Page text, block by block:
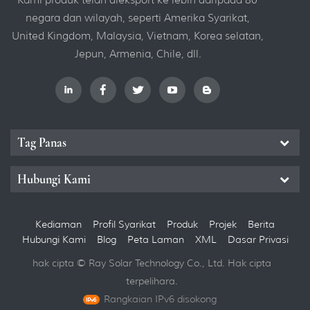
dan selamat dan senang
dikendalikan. Sudut
kecondongan dapat
disesuaikan dengan sudut
tanpa perlu membuat
acuan baru.
negara dan wilayah, seperti Amerika Syarikat,
United Kingdom, Malaysia, Vietnam, Korea selatan,
Jepun, Armenia, Chile, dll.
Tag Panas
Hubungi Kami
Kediaman Profil Syarikat Produk Projek
Berita
Hubungi Kami
Blog Peta Laman XML
Dasar Privasi
hak cipta © Ray Solar Technology Co., Ltd. Hak cipta
terpelihara.
Rangkaian IPv6 disokong